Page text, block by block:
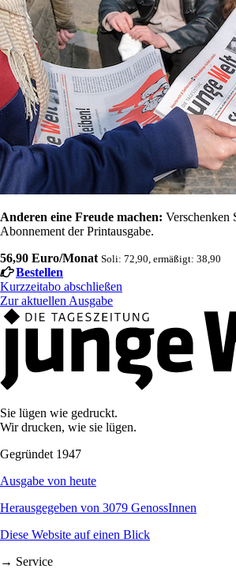
Anderen eine Freude machen: Verschenken
Abonnement der Printausgabe.
56,90 Euro/Monat Soli: 72,90, ermäßigt: 38,90
Bestellen
Kurzzeitabo abschließen
Zur aktuellen Ausgabe
Sie lügen wie gedruckt.
Wir drucken, wie sie lügen.
Gegründet 1947
Ausgabe von heute
Herausgegeben von 3079 GenossInnen
Diese Website auf einen Blick
→ Service